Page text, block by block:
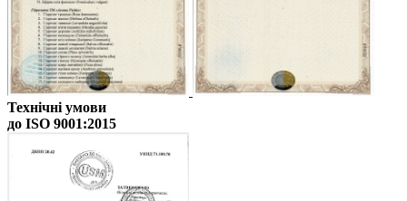
Технічні умови
до ISO 9001:2015